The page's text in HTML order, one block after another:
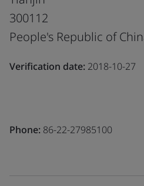
300112
People's Republic of
Verification date: 2018-10-27
Phone: 86-22-27985100